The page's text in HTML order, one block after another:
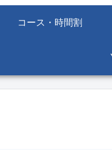
コース・時間割